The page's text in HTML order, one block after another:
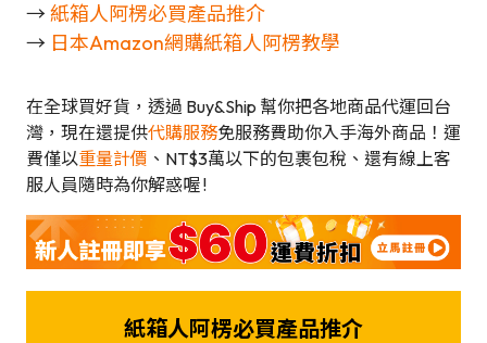
→ 紙箱人阿楞必買產品推介
→ 日本Amazon網購紙箱人阿楞教學
在全球買好貨，透過 Buy&Ship 幫你把各地商品代運回台
灣，現在還提供代購服務免服務費助你入手海外商品！運
費僅以重量計價 、NT$3萬以下的包裹包稅、還有線上客
服人員隨時為你解惑喔 !
紙箱人阿楞必買產品推介